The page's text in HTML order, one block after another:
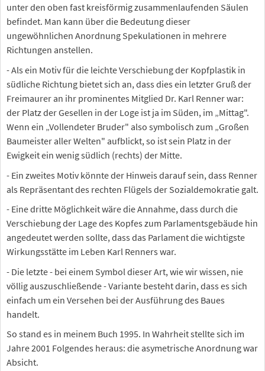
unter den oben fast kreisförmig zusammenlaufenden Säulen
befindet. Man kann über die Bedeutung dieser
ungewöhnlichen Anordnung Spekulationen in mehrere
Richtungen anstellen.
- Als ein Motiv für die leichte Verschiebung der Kopfplastik in
südliche Richtung bietet sich an, dass dies ein letzter Gruß der
Freimaurer an ihr prominentes Mitglied Dr. Karl Renner war:
der Platz der Gesellen in der Loge ist ja im Süden, im „Mittag".
Wenn ein „Vollendeter Bruder" also symbolisch zum „Großen
Baumeister aller Welten" aufblickt, so ist sein Platz in der
Ewigkeit ein wenig südlich (rechts) der Mitte.
- Ein zweites Motiv könnte der Hinweis darauf sein, dass Renner
als Repräsentant des rechten Flügels der Sozialdemokratie galt.
- Eine dritte Möglichkeit wäre die Annahme, dass durch die
Verschiebung der Lage des Kopfes zum Parlamentsgebäude hin
angedeutet werden sollte, dass das Parlament die wichtigste
Wirkungsstätte im Leben Karl Renners war.
- Die letzte - bei einem Symbol dieser Art, wie wir wissen, nie
völlig auszuschließende - Variante besteht darin, dass es sich
einfach um ein Versehen bei der Ausführung des Baues
handelt.
So stand es in meinem Buch 1995. In Wahrheit stellte sich im
Jahre 2001 Folgendes heraus: die asymetrische Anordnung war
Absicht.